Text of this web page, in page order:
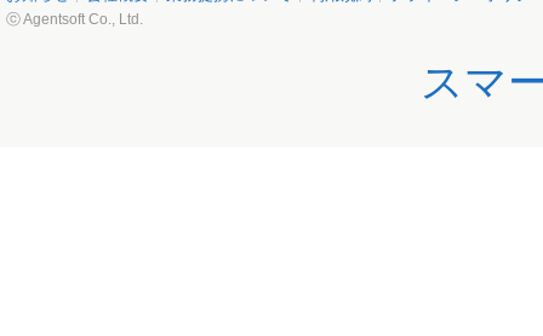
ⓒ Agentsoft Co., Ltd.
スマ